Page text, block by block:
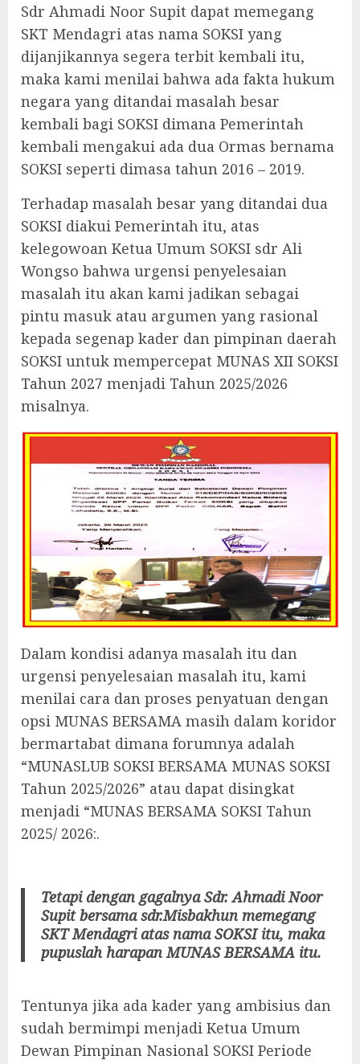
Sdr Ahmadi Noor Supit dapat memegang
SKT Mendagri atas nama SOKSI yang
dijanjikannya segera terbit kembali itu,
maka kami menilai bahwa ada fakta hukum
negara yang ditandai masalah besar
kembali bagi SOKSI dimana Pemerintah
kembali mengakui ada dua Ormas bernama
SOKSI seperti dimasa tahun 2016 – 2019.
Terhadap masalah besar yang ditandai dua
SOKSI diakui Pemerintah itu, atas
kelegowoan Ketua Umum SOKSI sdr Ali
Wongso bahwa urgensi penyelesaian
masalah itu akan kami jadikan sebagai
pintu masuk atau argumen yang rasional
kepada segenap kader dan pimpinan daerah
SOKSI untuk mempercepat MUNAS XII SOKSI
Tahun 2027 menjadi Tahun 2025/2026
misalnya.
Dalam kondisi adanya masalah itu dan
urgensi penyelesaian masalah itu, kami
menilai cara dan proses penyatuan dengan
opsi MUNAS BERSAMA masih dalam koridor
bermartabat dimana forumnya adalah
“MUNASLUB SOKSI BERSAMA MUNAS SOKSI
Tahun 2025/2026” atau dapat disingkat
menjadi “MUNAS BERSAMA SOKSI Tahun
2025/ 2026:.
Tetapi dengan gagalnya Sdr. Ahmadi Noor
Supit bersama sdr.Misbakhun memegang
SKT Mendagri atas nama SOKSI itu, maka
pupuslah harapan MUNAS BERSAMA itu.
Tentunya jika ada kader yang ambisius dan
sudah bermimpi menjadi Ketua Umum
Dewan Pimpinan Nasional SOKSI Periode